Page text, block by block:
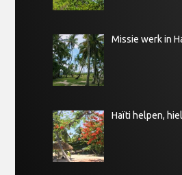
Missie werk in
Haïti helpen,